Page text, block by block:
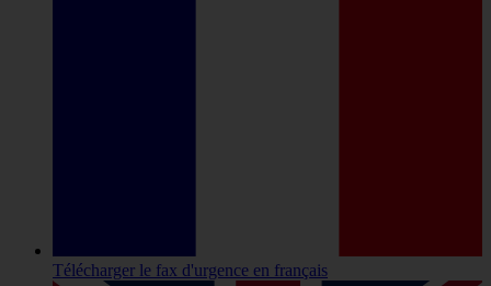
Télécharger le fax d'urgence en français